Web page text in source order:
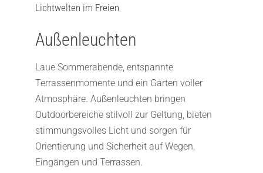
Lichtwelten im Freien
Außenleuchten
Laue Sommerabende, entspannte
Terrassenmomente und ein Garten voller
Atmosphäre. Außenleuchten bringen
Outdoorbereiche stilvoll zur Geltung, bieten
stimmungsvolles Licht und sorgen für
Orientierung und Sicherheit auf Wegen,
Eingängen und Terrassen.